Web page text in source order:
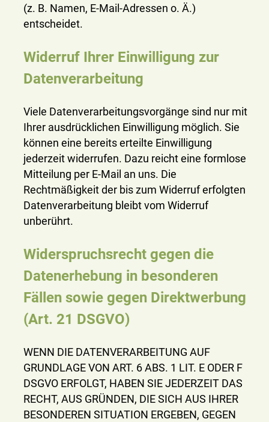
(z. B. Namen, E-Mail-Adressen o. Ä.)
entscheidet.
Widerruf Ihrer Einwilligung zur
Datenverarbeitung
Viele Datenverarbeitungsvorgänge sind nur mit
Ihrer ausdrücklichen Einwilligung möglich. Sie
können eine bereits erteilte Einwilligung
jederzeit widerrufen. Dazu reicht eine formlose
Mitteilung per E-Mail an uns. Die
Rechtmäßigkeit der bis zum Widerruf erfolgten
Datenverarbeitung bleibt vom Widerruf
unberührt.
Widerspruchsrecht gegen die
Datenerhebung in besonderen
Fällen sowie gegen Direktwerbung
(Art. 21 DSGVO)
WENN DIE DATENVERARBEITUNG AUF
GRUNDLAGE VON ART. 6 ABS. 1 LIT. E ODER F
DSGVO ERFOLGT, HABEN SIE JEDERZEIT DAS
RECHT, AUS GRÜNDEN, DIE SICH AUS IHRER
BESONDEREN SITUATION ERGEBEN, GEGEN